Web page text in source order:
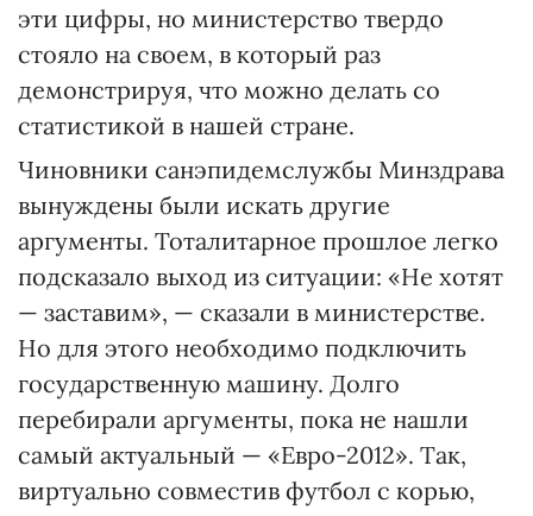
эти цифры, но министерство твердо
стояло на своем, в который раз
демонстрируя, что можно делать со
статистикой в нашей стране.
Чиновники санэпидемслужбы Минздрава
вынуждены были искать другие
аргументы. Тоталитарное прошлое легко
подсказало выход из ситуации: «Не хотят
— заставим», — сказали в министерстве.
Но для этого необходимо подключить
государственную машину. Долго
перебирали аргументы, пока не нашли
самый актуальный — «Евро-2012». Так,
виртуально совместив футбол с корью,